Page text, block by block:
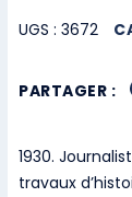
UGS :3672
PARTAGER :
1930.
travaux